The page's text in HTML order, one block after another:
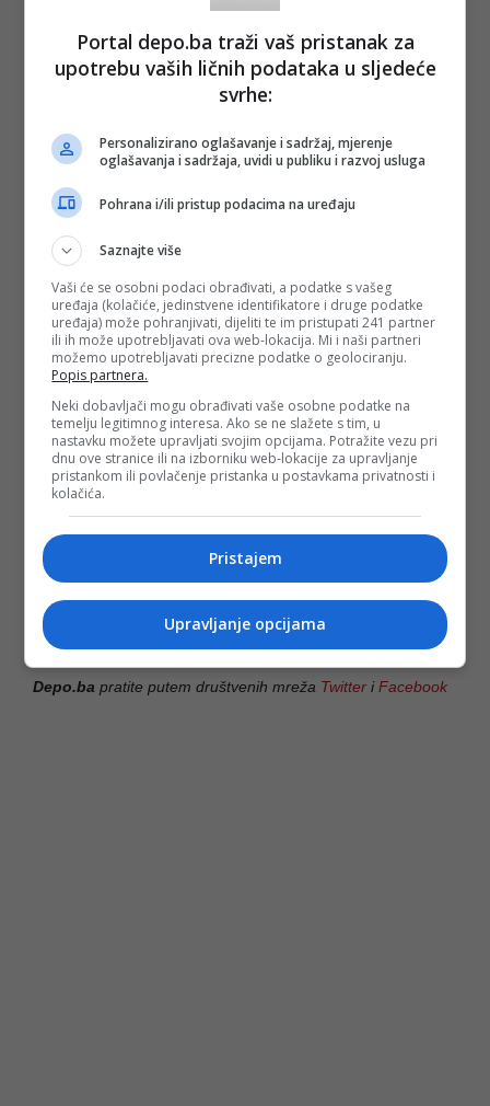
tragedije postanu tek još jedna vijest u nizu - naglasila je
profesorica na Fakultetu političkih nauka Nermina Mujagić.
Ona je istakla da su nam potrebne dokumentarne emisije,
obrazovni sadržaji koji će pokazati da iza svake brojke stoji
čovjek, jedna porodica i jedan prekinuti život.
- Mediji su svjedoci vremena i oblikuju kolektivno pamćenje.
Ono o čemu izvještavaju, način na koji izvještavaju, ali i ono
Zato odgovornost medija nije samo da izvijeste da je 11. juli
obilježen u Potočarima. Njihova odgovornost je da objasne
kontekst, daju glas preživjelima, približe mladim ljudima
činjenice i spriječe da se kultura sjećanja svede na jedan
dan u godini - podvukla je.
Odgovarajući na pitanje da li uz sve što se dešava postoji
"opasnost" da postanemo ravnodušni prema ljudskoj patnji,
- Postoji opasnost da se naviknemo na ljudsku patnju.
Ratovi se smjenjuju pred našim očima, slike stradanja
postaju svakodnevica i vrlo brzo nestaju iz javnog prostora.
Zato obilježavanje Srebrenice nije samo čin sjećanja. To je
navići - zaključila je u razgovoru za Fenu profesorica na
FPN-u Nermina Mujagić.
(FENA/ad)
PODIJELI NA
Depo.ba pratite putem društvenih mreža Twitter iFacebook
Portal depo.ba traži vaš pristanak za
upotrebu vaših ličnih podataka u sljedeće
svrhe:
Personalizirano oglašavanje i sadržaj, mjerenje
oglašavanja i sadržaja, uvidi u publiku i razvoj usluga
Pohrana i/ili pristup podacima na uređaju
Saznajte više
Vaši će se osobni podaci obrađivati, a podatke s vašeg
uređaja (kolačiće, jedinstvene identifikatore i druge podatke
uređaja) može pohranjivati, dijeliti te im pristupati 241 partner
ili ih može upotrebljavati ova web-lokacija. Mi i naši partneri
možemo upotrebljavati precizne podatke o geolociranju.
Popis partnera.
Neki dobavljači mogu obrađivati vaše osobne podatke na
temelju legitimnog interesa. Ako se ne slažete s tim, u
nastavku možete upravljati svojim opcijama. Potražite vezu pri
dnu ove stranice ili na izborniku web-lokacije za upravljanje
pristankom ili povlačenje pristanka u postavkama privatnosti i
kolačića.
Pristajem
Upravljanje opcijama